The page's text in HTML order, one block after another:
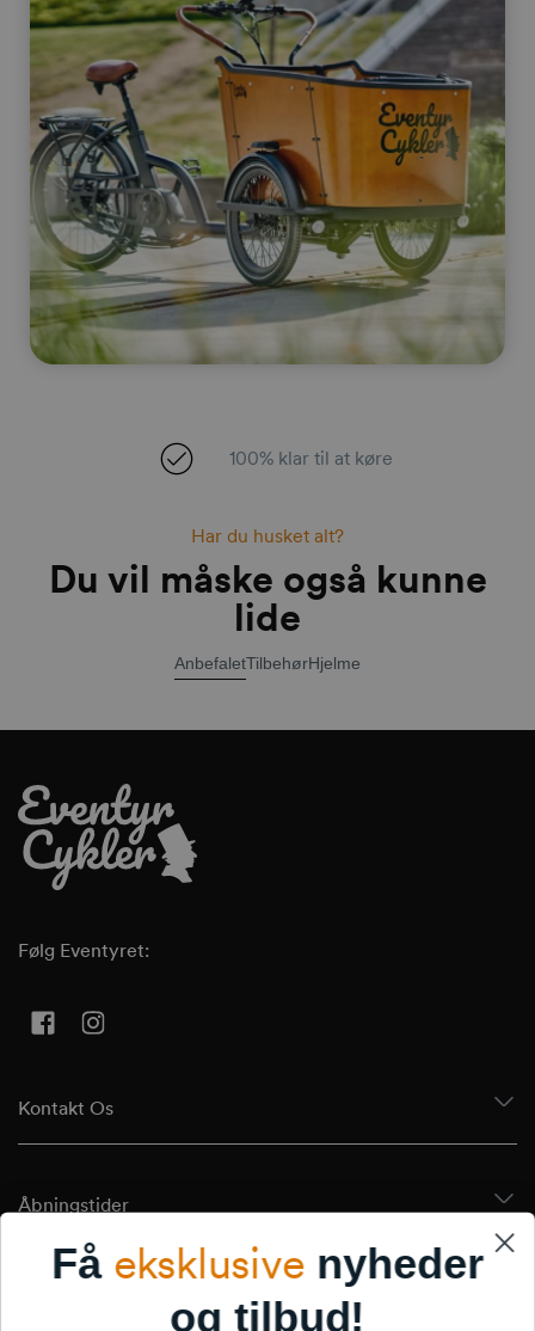
100% klar til at køre
Har du husket alt?
Du vil måske også kunne
lide
AnbefaletTilbehørHjelme
Følg Eventyret:
FacebookInstagram
Kontakt Os
Åbningstider
Tilmeld Dig Vores Nyhedsbrev
Få eksklusive nyheder
og tilbud!